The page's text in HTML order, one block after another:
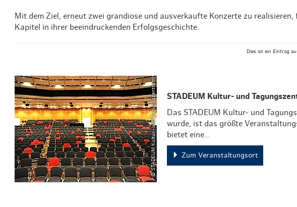
Mit dem Ziel, erneut zwei grandiose und ausverkaufte Konzerte zu
Kapitel in ihrer beeindruckenden Erfolgsgeschichte.
Dies ist ein Eintrag
© STADEUM Kultur- und Tagungszentrum
STADEUM Kultur- und
Das STADEUM Kultur- und
wurde, ist das größte
bietet eine…
Zum Veranstaltungsort